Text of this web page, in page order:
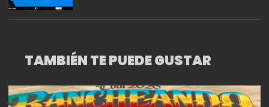
TAMBIÉN TE PUEDE GUSTAR